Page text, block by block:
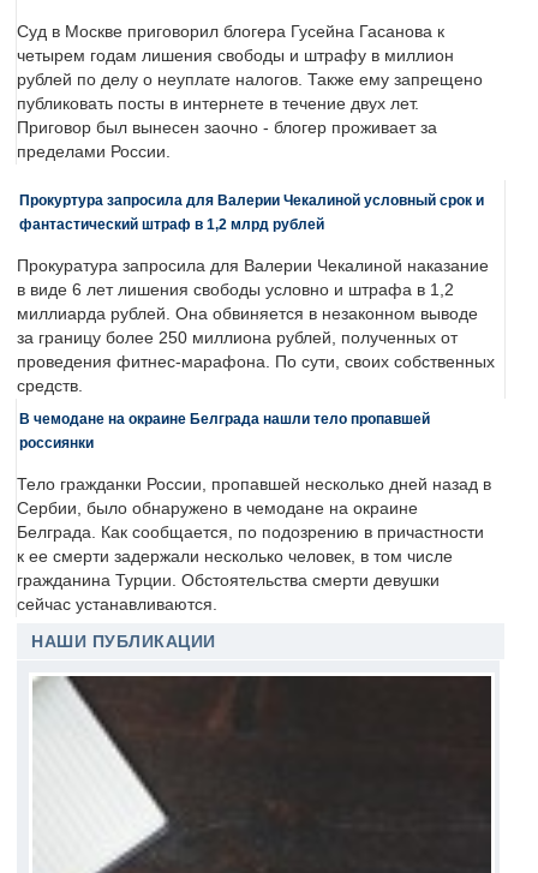
Суд в Москве приговорил блогера Гусейна Гасанова к
четырем годам лишения свободы и штрафу в миллион
рублей по делу о неуплате налогов. Также ему запрещено
публиковать посты в интернете в течение двух лет.
Приговор был вынесен заочно - блогер проживает за
пределами России.
Прокуртура запросила для Валерии Чекалиной условный срок и
фантастический штраф в 1,2 млрд рублей
Прокуратура запросила для Валерии Чекалиной наказание
в виде 6 лет лишения свободы условно и штрафа в 1,2
миллиарда рублей. Она обвиняется в незаконном выводе
за границу более 250 миллиона рублей, полученных от
проведения фитнес-марафона. По сути, своих собственных
средств.
В чемодане на окраине Белграда нашли тело пропавшей
россиянки
Тело гражданки России, пропавшей несколько дней назад в
Сербии, было обнаружено в чемодане на окраине
Белграда. Как сообщается, по подозрению в причастности
к ее смерти задержали несколько человек, в том числе
гражданина Турции. Обстоятельства смерти девушки
сейчас устанавливаются.
НАШИ ПУБЛИКАЦИИ